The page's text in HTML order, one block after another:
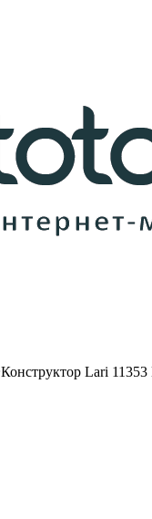
Конструктор Lari